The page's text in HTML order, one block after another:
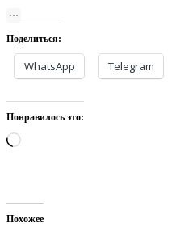
Поделиться:
WhatsApp Telegram
Понравилось это:
Загрузка…
Похожее